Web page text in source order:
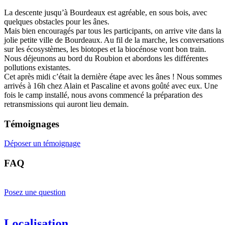
La descente jusqu’à Bourdeaux est agréable, en sous bois, avec
quelques obstacles pour les ânes.
Mais bien encouragés par tous les participants, on arrive vite dans la
jolie petite ville de Bourdeaux. Au fil de la marche, les conversations
sur les écosystèmes, les biotopes et la biocénose vont bon train.
Nous déjeunons au bord du Roubion et abordons les différentes
pollutions existantes.
Cet après midi c’était la dernière étape avec les ânes ! Nous sommes
arrivés à 16h chez Alain et Pascaline et avons goûté avec eux. Une
fois le camp installé, nous avons commencé la préparation des
retransmissions qui auront lieu demain.
Témoignages
Déposer un témoignage
FAQ
Posez une question